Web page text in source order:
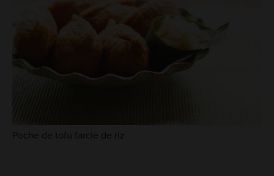
Poche de tofu farcie de riz